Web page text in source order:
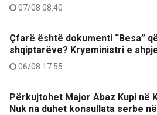
07/08 08:40
Çfarë është dokumenti “Besa”
shqiptarëve? Kryeministri e
06/08 17:55
Përkujtohet Major Abaz Kupi në
Nuk na duhet konsullata serbe